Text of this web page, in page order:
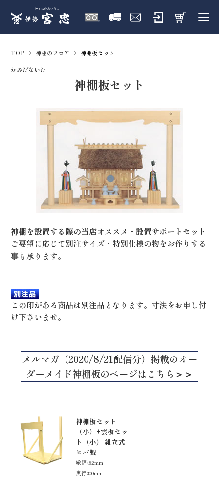
TOP 神棚のフロア 神棚板セット
かみだないた
神棚板セット
神棚を設置する際の当店オススメ・設置サポートセット
ご要望に応じて別注サイズ・特別仕様の物をお作りする
事も承ります。
この印がある商品は別注品となります。寸法をお申し付
け下さいませ。
メルマガ（2020/8/21配信分）掲載のオー
ダーメイド神棚板のページはこちら＞＞
神棚板セット
（小）+雲板セッ
ト（小） 組立式
ヒバ製
総幅482mm
奥行300mm